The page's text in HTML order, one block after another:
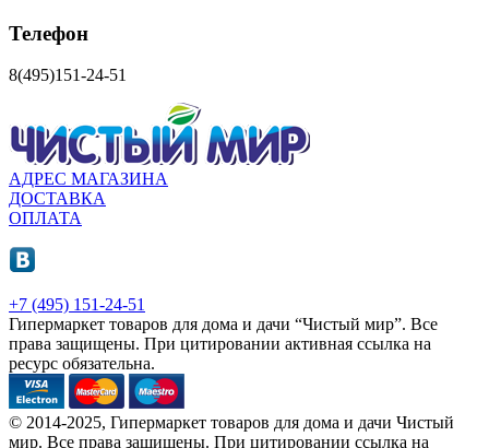
Телефон
8(495)151-24-51
АДРЕС МАГАЗИНА
ДОСТАВКА
ОПЛАТА
+7 (495) 151-24-51
Гипермаркет товаров для дома и дачи “Чистый мир”. Все
права защищены. При цитировании активная ссылка на
ресурс обязательна.
© 2014-2025, Гипермаркет товаров для дома и дачи Чистый
мир. Все права защищены. При цитировании ссылка на